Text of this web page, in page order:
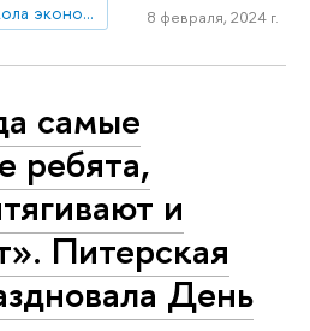
Санкт-Петербургская школа экономики и менеджмента
8 февраля, 2024 г.
самые
ребята,
и
Питерская
День